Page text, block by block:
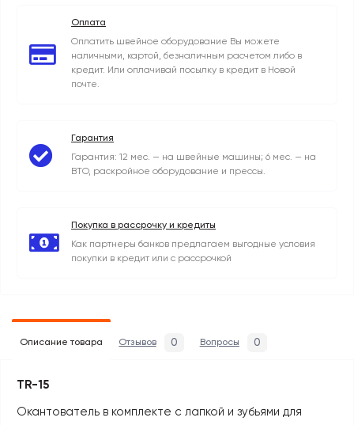
Оплата
Оплатить швейное оборудование Вы можете
наличными, картой, безналичным расчетом либо в
кредит. Или оплачивай посылку в кредит в Новой
почте.
Гарантия
Гарантия: 12 мес. — на швейные машины; 6 мес. — на
ВТО, раскройное оборудование и прессы.
Покупка в рассрочку и кредиты
Как партнеры банков предлагаем выгодные условия
покупки в кредит или с рассрочкой
Описание товара Отзывов 0 Вопросы 0
TR-15
Окантователь в комплекте с лапкой и зубьями для